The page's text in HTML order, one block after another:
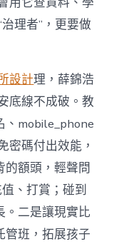
理者”，更要做
設計理，薛錦浩
底線不成破。教
、mobile_phone
密碼付出效能，
額頭，輕聲問
、打賞；碰到
。二是讓現實比
管班，拓展孩子